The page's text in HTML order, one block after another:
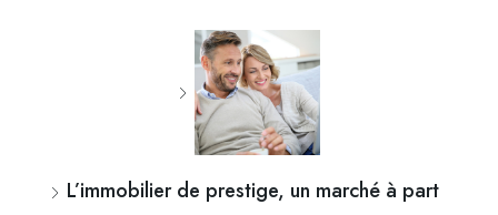
L’immobilier de prestige, un marché à part